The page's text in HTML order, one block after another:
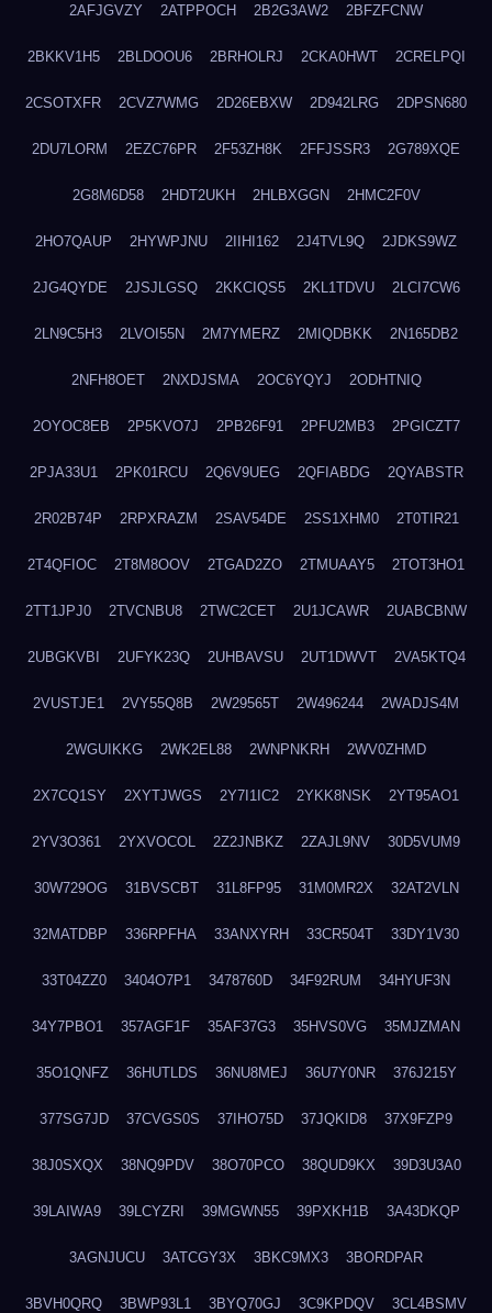
2AFJGVZY 2ATPPOCH 2B2G3AW2 2BFZFCNW
2BKKV1H5 2BLDOOU6 2BRHOLRJ 2CKA0HWT 2CRELPQI
2CSOTXFR 2CVZ7WMG 2D26EBXW 2D942LRG 2DPSN680
2DU7LORM 2EZC76PR 2F53ZH8K 2FFJSSR3 2G789XQE
2G8M6D58 2HDT2UKH 2HLBXGGN 2HMC2F0V
2HO7QAUP 2HYWPJNU 2IIHI162 2J4TVL9Q 2JDKS9WZ
2JG4QYDE 2JSJLGSQ 2KKCIQS5 2KL1TDVU 2LCI7CW6
2LN9C5H3 2LVOI55N 2M7YMERZ 2MIQDBKK 2N165DB2
2NFH8OET 2NXDJSMA 2OC6YQYJ 2ODHTNIQ
2OYOC8EB 2P5KVO7J 2PB26F91 2PFU2MB3 2PGICZT7
2PJA33U1 2PK01RCU 2Q6V9UEG 2QFIABDG 2QYABSTR
2R02B74P 2RPXRAZM 2SAV54DE 2SS1XHM0 2T0TIR21
2T4QFIOC 2T8M8OOV 2TGAD2ZO 2TMUAAY5 2TOT3HO1
2TT1JPJ0 2TVCNBU8 2TWC2CET 2U1JCAWR 2UABCBNW
2UBGKVBI 2UFYK23Q 2UHBAVSU 2UT1DWVT 2VA5KTQ4
2VUSTJE1 2VY55Q8B 2W29565T 2W496244 2WADJS4M
2WGUIKKG 2WK2EL88 2WNPNKRH 2WV0ZHMD
2X7CQ1SY 2XYTJWGS 2Y7I1IC2 2YKK8NSK 2YT95AO1
2YV3O361 2YXVOCOL 2Z2JNBKZ 2ZAJL9NV 30D5VUM9
30W729OG 31BVSCBT 31L8FP95 31M0MR2X 32AT2VLN
32MATDBP 336RPFHA 33ANXYRH 33CR504T 33DY1V30
33T04ZZ0 3404O7P1 3478760D 34F92RUM 34HYUF3N
34Y7PBO1 357AGF1F 35AF37G3 35HVS0VG 35MJZMAN
35O1QNFZ 36HUTLDS 36NU8MEJ 36U7Y0NR 376J215Y
377SG7JD 37CVGS0S 37IHO75D 37JQKID8 37X9FZP9
38J0SXQX 38NQ9PDV 38O70PCO 38QUD9KX 39D3U3A0
39LAIWA9 39LCYZRI 39MGWN55 39PXKH1B 3A43DKQP
3AGNJUCU 3ATCGY3X 3BKC9MX3 3BORDPAR
3BVH0QRQ 3BWP93L1 3BYQ70GJ 3C9KPDQV 3CL4BSMV